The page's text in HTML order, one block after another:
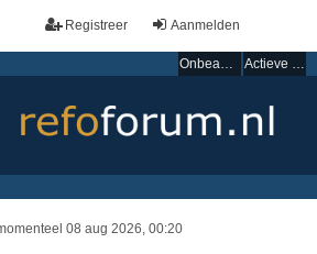
Aanmelden
Registreer
Onbeantwoorde onderwerpen Actieve onderwerpen
08 aug 2026, 00:20